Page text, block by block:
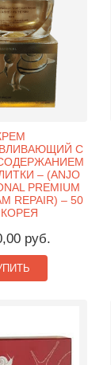
С
– (ANJO
PREMIUM
REPAIR) – 50
КОРЕЯ
руб.